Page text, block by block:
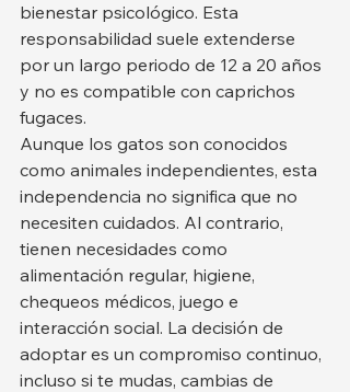
bienestar psicológico. Esta
responsabilidad suele extenderse
por un largo periodo de 12 a 20 años
y no es compatible con caprichos
fugaces.
Aunque los gatos son conocidos
como animales independientes, esta
independencia no significa que no
necesiten cuidados. Al contrario,
tienen necesidades como
alimentación regular, higiene,
chequeos médicos, juego e
interacción social. La decisión de
adoptar es un compromiso continuo,
incluso si te mudas, cambias de